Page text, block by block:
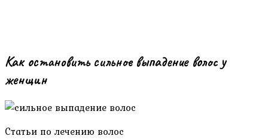
Как остановить сильное выпадение волос у
женщин
Статьи по лечению волос